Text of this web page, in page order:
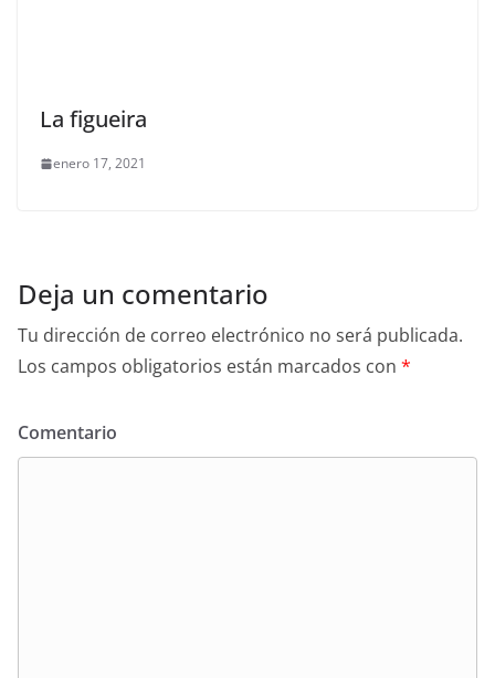
La figueira
enero 17, 2021
Deja un comentario
Tu dirección de correo electrónico no será publicada.
Los campos obligatorios están marcados con *
Comentario